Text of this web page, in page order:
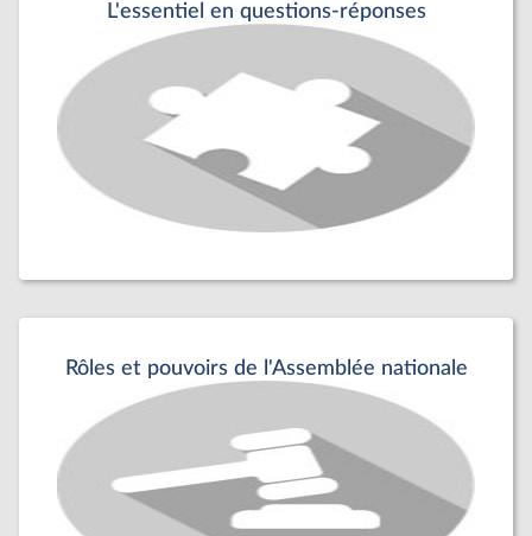
L'essentiel en questions-réponses
Rôles et pouvoirs de l'Assemblée nationale